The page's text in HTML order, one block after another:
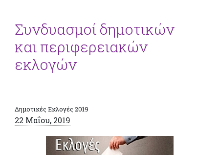
Συνδυασμοί δημοτικών
και περιφερειακών
εκλογών
Δημοτικές Εκλογές 2019
22 Μαΐου, 2019